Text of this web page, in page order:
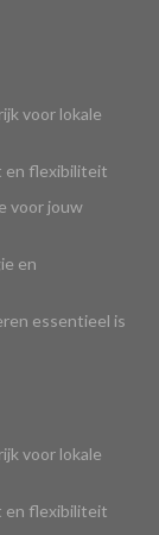
voor lokale
en flexibiliteit
voor jouw
en
essentieel is
voor lokale
en flexibiliteit